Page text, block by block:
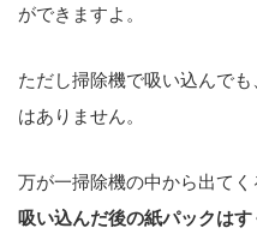
ができますよ。
ただし掃除機で吸い込んで
はありません。
万が一掃除機の中から出てく
吸い込んだ後の紙パックは